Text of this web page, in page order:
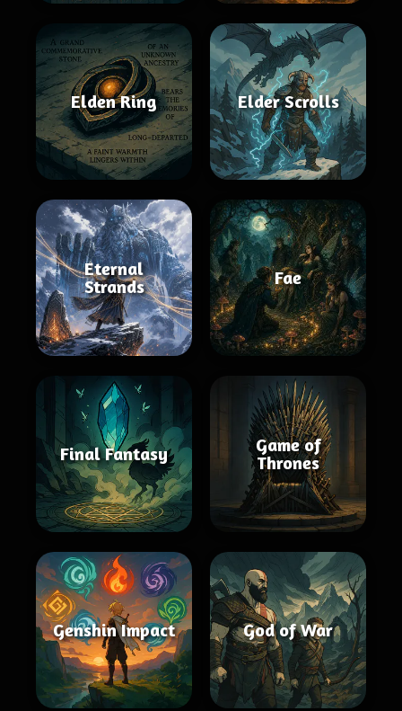
Elden Ring Elder Scrolls
Eternal
Strands
Fae
Final Fantasy
Game of
Thrones
Genshin Impact God of War